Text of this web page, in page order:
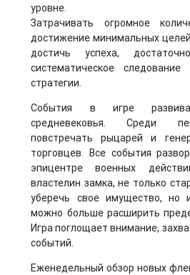
уровне.
Затрачивать огромное
достижение минимальных
достичь успеха,
систематическое следование
стратегии.
События в игре
средневековья. Среди
повстречать рыцарей и
торговцев. Все события
эпицентре военных
властелин замка, не только
уберечь свое имущество, но
можно больше расширить
Игра поглощает внимание,
событий.
Еженедельный обзор новых